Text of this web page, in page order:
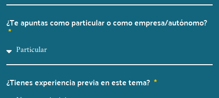
¿Te apuntas como particular o como empresa/autónomo?
¿Tienes experiencia previa en este tema?